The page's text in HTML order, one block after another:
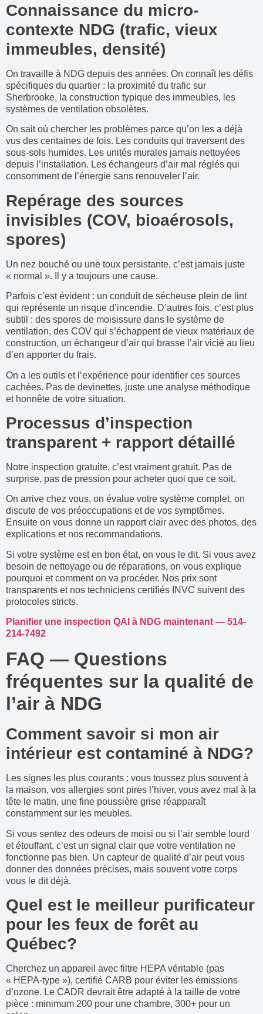
Connaissance du micro-
contexte NDG (trafic, vieux
immeubles, densité)
On travaille à NDG depuis des années. On connaît les défis
spécifiques du quartier : la proximité du trafic sur
Sherbrooke, la construction typique des immeubles, les
systèmes de ventilation obsolètes.
On sait où chercher les problèmes parce qu’on les a déjà
vus des centaines de fois. Les conduits qui traversent des
sous-sols humides. Les unités murales jamais nettoyées
depuis l’installation. Les échangeurs d’air mal réglés qui
consomment de l’énergie sans renouveler l’air.
Repérage des sources
invisibles (COV, bioaérosols,
spores)
Un nez bouché ou une toux persistante, c’est jamais juste
« normal ». Il y a toujours une cause.
Parfois c’est évident : un conduit de sécheuse plein de lint
qui représente un risque d’incendie. D’autres fois, c’est plus
subtil : des spores de moisissure dans le système de
ventilation, des COV qui s’échappent de vieux matériaux de
construction, un échangeur d’air qui brasse l’air vicié au lieu
d’en apporter du frais.
On a les outils et l’expérience pour identifier ces sources
cachées. Pas de devinettes, juste une analyse méthodique
et honnête de votre situation.
Processus d’inspection
transparent + rapport détaillé
Notre inspection gratuite, c’est vraiment gratuit. Pas de
surprise, pas de pression pour acheter quoi que ce soit.
On arrive chez vous, on évalue votre système complet, on
discute de vos préoccupations et de vos symptômes.
Ensuite on vous donne un rapport clair avec des photos, des
explications et nos recommandations.
Si votre système est en bon état, on vous le dit. Si vous avez
besoin de nettoyage ou de réparations, on vous explique
pourquoi et comment on va procéder. Nos prix sont
transparents et nos techniciens certifiés INVC suivent des
protocoles stricts.
Planifier une inspection QAI à NDG maintenant — 514-
214-7492
FAQ — Questions
fréquentes sur la qualité de
l’air à NDG
Comment savoir si mon air
intérieur est contaminé à NDG?
Les signes les plus courants : vous toussez plus souvent à
la maison, vos allergies sont pires l’hiver, vous avez mal à la
tête le matin, une fine poussière grise réapparaît
constamment sur les meubles.
Si vous sentez des odeurs de moisi ou si l’air semble lourd
et étouffant, c’est un signal clair que votre ventilation ne
fonctionne pas bien. Un capteur de qualité d’air peut vous
donner des données précises, mais souvent votre corps
vous le dit déjà.
Quel est le meilleur purificateur
pour les feux de forêt au
Québec?
Cherchez un appareil avec filtre HEPA véritable (pas
« HEPA-type »), certifié CARB pour éviter les émissions
d’ozone. Le CADR devrait être adapté à la taille de votre
pièce : minimum 200 pour une chambre, 300+ pour un